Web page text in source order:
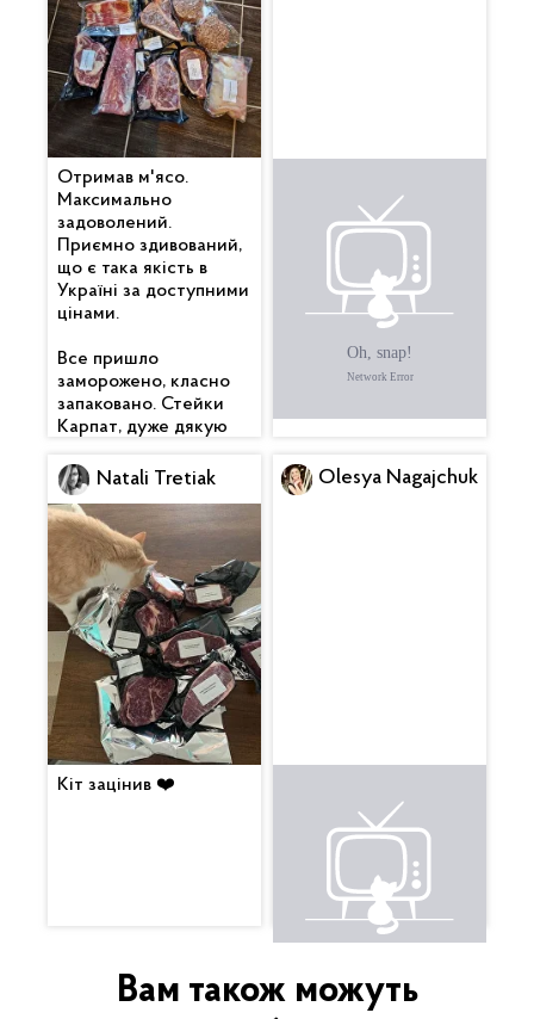
Отримав м'ясо.
Максимально
задоволений.
Приємно здивований,
що є така якість в
Україні за доступними
цінами.
Все пришло
заморожено, класно
запаковано. Стейки
Карпат, дуже дякую
Кіт зацінив ❤️
Natali Tretiak
Вкусняха. Будемо
смакувати з вином 😍
Olesya Nagajchuk
сподобалося. Гарно
упаковано. Бекончик
смачний 🥓 , вже
скоштував. Котлетки
піджарив теж — клас.
Дякую 🙏
Вам також можуть